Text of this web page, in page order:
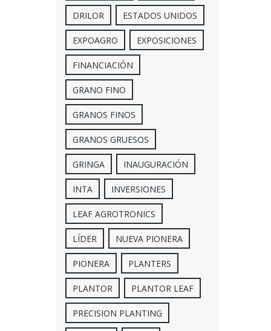
DRILOR ESTADOS UNIDOS
EXPOAGRO EXPOSICIONES
FINANCIACIÓN
GRANO FINO
GRANOS FINOS
GRANOS GRUESOS
GRINGA INAUGURACIÓN
INTA INVERSIONES
LEAF AGROTRONICS
LÍDER NUEVA PIONERA
PIONERA PLANTERS
PLANTOR PLANTOR LEAF
PRECISION PLANTING